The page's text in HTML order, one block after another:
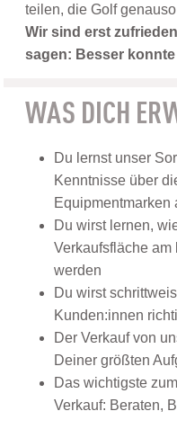
teilen, die Golf
Wir sind erst
sagen: Besser
WAS DICH
Du lernst unser
Kenntnisse über
Equipmentmarken
Du wirst lernen,
Verkaufsfläche
werden
Du wirst
Kunden:innen
Der Verkauf von
Deiner größten
Das wichtigste
Verkauf: Beraten,